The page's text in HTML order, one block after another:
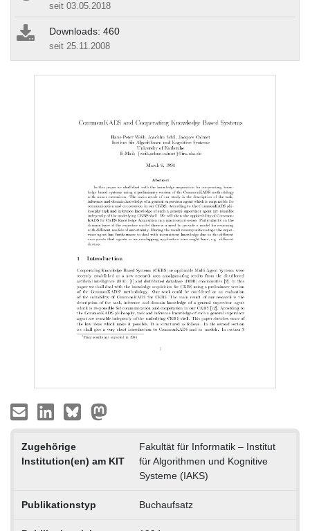
seit 03.05.2018
Downloads: 460
seit 25.11.2008
Zugehörige
Institution(en) am KIT
Fakultät für Informatik – Institut
für Algorithmen und Kognitive
Systeme (IAKS)
Publikationstyp Buchaufsatz